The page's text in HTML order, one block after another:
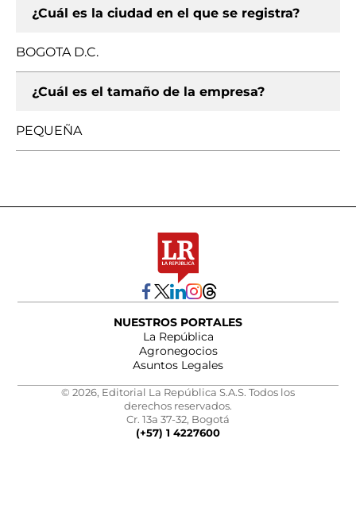
¿Cuál es la ciudad en el que se registra?
BOGOTA D.C.
¿Cuál es el tamaño de la empresa?
PEQUEÑA
NUESTROS PORTALES
La República
Agronegocios
Asuntos Legales
© 2026, Editorial La República S.A.S. Todos los
derechos reservados.
Cr. 13a 37-32, Bogotá
(+57) 1 4227600